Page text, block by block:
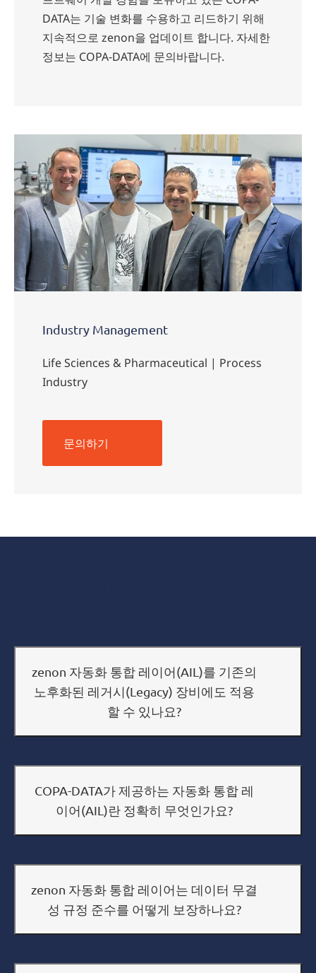
DATA는 기술 변화를 수용하고 리드하기 위해
지속적으로 zenon을 업데이트 합니다. 자세한
정보는 COPA-DATA에 문의바랍니다.
Industry Management
Life Sciences & Pharmaceutical | Process
Industry
문의하기
zenon 자동화 통합 레이어(AIL)를 기존의
노후화된 레거시(Legacy) 장비에도 적용
할 수 있나요?
COPA-DATA가 제공하는 자동화 통합 레
이어(AIL)란 정확히 무엇인가요?
zenon 자동화 통합 레이어는 데이터 무결
성 규정 준수를 어떻게 보장하나요?